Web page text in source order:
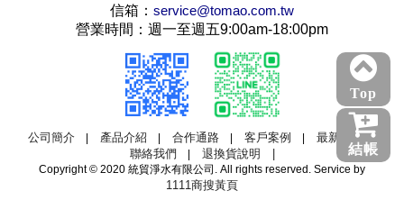
信箱： service@tomao.com.tw
營業時間：週一至週五9:00am-18:00pm
公司簡介| 產品介紹 | 合作通路| 客戶案例 | 最新消息|
聯絡我們 | 退換貨說明 |
Copyright © 2020 統貿淨水有限公司. All rights reserved. Service by
1111商搜黃頁
Top
結帳